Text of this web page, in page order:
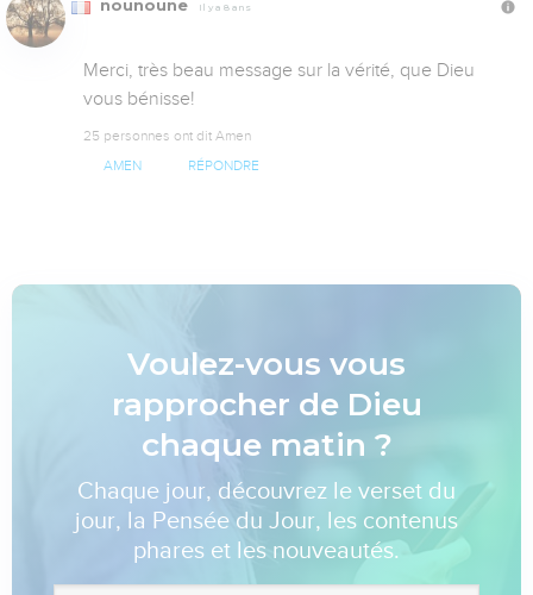
nounoune Il y a 8 ans
Merci, très beau message sur la vérité, que Dieu
vous bénisse!
25 personnes ont dit Amen
AMEN RÉPONDRE
Voulez-vous vous
rapprocher de Dieu
chaque matin ?
Chaque jour, découvrez le verset du
jour, la Pensée du Jour, les contenus
phares et les nouveautés.